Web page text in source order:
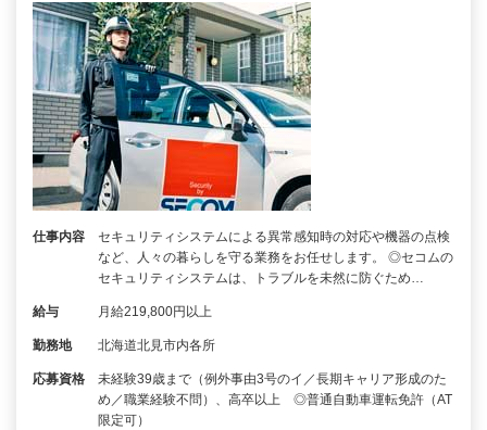
仕事内容
セキュリティシステムによる異常感知時の対応や機器の点検
など、人々の暮らしを守る業務をお任せします。 ◎セコムの
セキュリティシステムは、トラブルを未然に防ぐため…
給与 月給219,800円以上
勤務地 北海道北見市内各所
応募資格
未経験39歳まで（例外事由3号のイ／長期キャリア形成のた
め／職業経験不問）、高卒以上 ◎普通自動車運転免許（AT
限定可）